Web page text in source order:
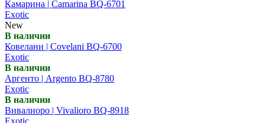
Камарина | Camarina BQ-6701
Exotic
New
В наличии
Ковелани | Covelani BQ-6700
Exotic
В наличии
Аргенто | Argento BQ-8780
Exotic
В наличии
Вивалиоро | Vivalioro BQ-8918
Exotic